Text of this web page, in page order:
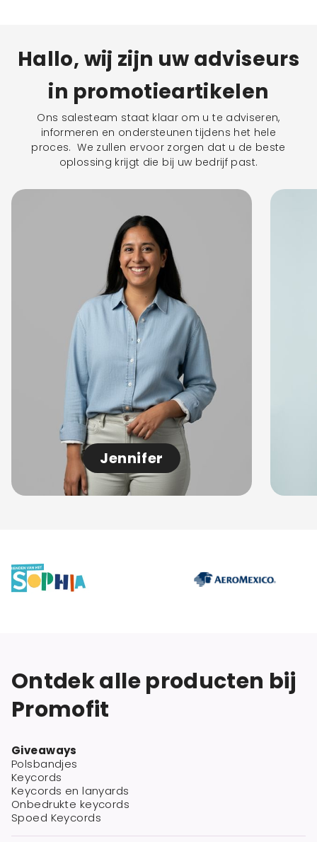
Hallo, wij zijn uw adviseurs
in promotieartikelen
Ons salesteam staat klaar om u te adviseren,
informeren en ondersteunen tijdens het hele
proces. We zullen ervoor zorgen dat u de beste
oplossing krijgt die bij uw bedrijf past.
Jennifer
Ontdek alle producten bij
Promofit
Giveaways
Polsbandjes
Keycords
Keycords en lanyards
Onbedrukte keycords
Spoed Keycords